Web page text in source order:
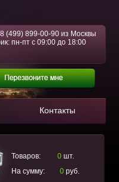
8 (499) 899-00-90 из Москвы
пн-пт с 09:00 до 18:00
Контакты
Товаров: 0 шт.
На сумму:
0 руб.